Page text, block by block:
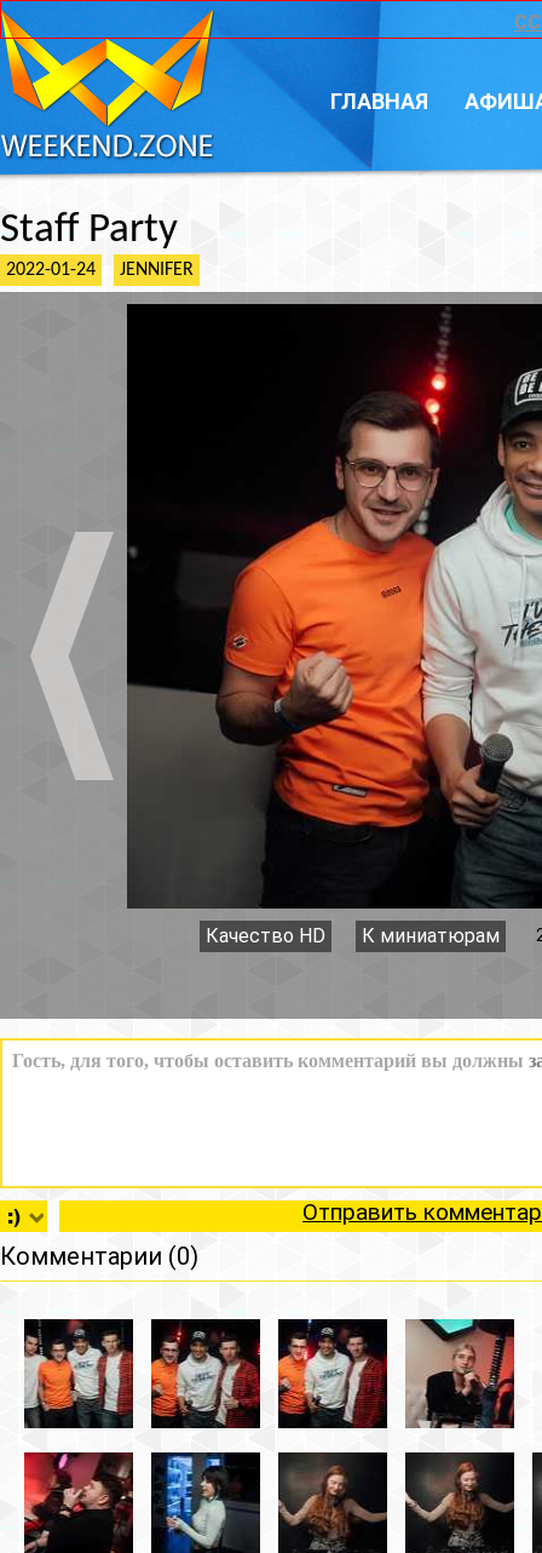
ГЛАВНАЯ
Staff Party
2022-01-24 JENNIFER
Качество HD К миниатюрам
Отправить
Комментарии (0)